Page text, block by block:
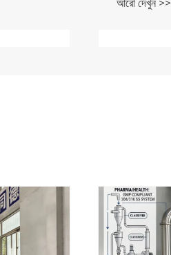
আরো দেখুন >>